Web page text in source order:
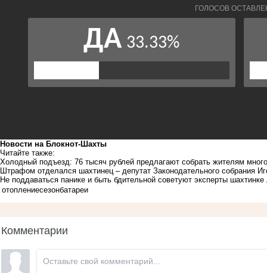
Новости на Блoкнoт-Шахты
Читайте также:
Холодный подъезд: 76 тысяч рублей предлагают собрать жителям
Штрафом отделался шахтинец – депутат Законодательного собрания
Не поддаваться панике и быть бдительной советуют эксперты
отоплениесезонбатареи
Комментарии